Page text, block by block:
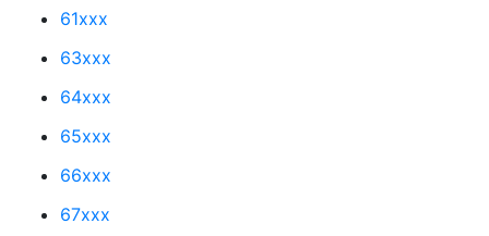
61xxx
63xxx
64xxx
65xxx
66xxx
67xxx